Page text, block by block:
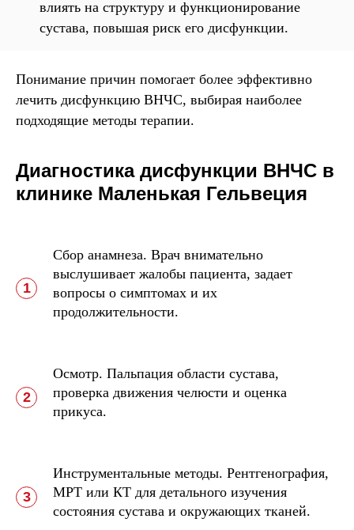
влиять на структуру и функционирование
сустава, повышая риск его дисфункции.
Понимание причин помогает более эффективно
лечить дисфункцию ВНЧС, выбирая наиболее
подходящие методы терапии.
Диагностика дисфункции ВНЧС в
клинике Маленькая Гельвеция
Сбор анамнеза. Врач внимательно
выслушивает жалобы пациента, задает
вопросы о симптомах и их
продолжительности.
Осмотр. Пальпация области сустава,
проверка движения челюсти и оценка
прикуса.
Инструментальные методы. Рентгенография,
МРТ или КТ для детального изучения
состояния сустава и окружающих тканей.